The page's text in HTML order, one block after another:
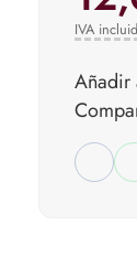
IVA
Añadir